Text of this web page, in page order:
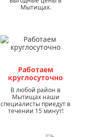
Мытищах.
Работаем
круглосуточно
В любой район в
Мытищах наши
специалисты приедут в
течении 15 минут!